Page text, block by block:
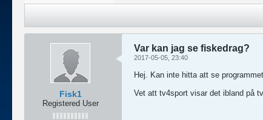
Fisk1
Registered User
Var kan jag se fiskedrag?
2017-05-05, 23:40
Hej. Kan inte hitta att se
Vet att tv4sport visar det ibland på